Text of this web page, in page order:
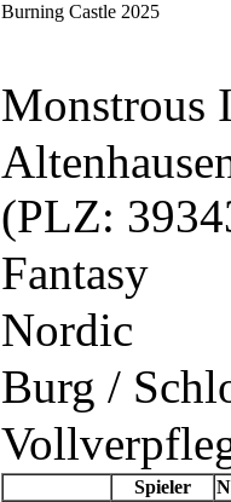
Burning Castle 2025
Monstrous
(PLZ:
Fantasy
Nordic
Burg /
Spieler